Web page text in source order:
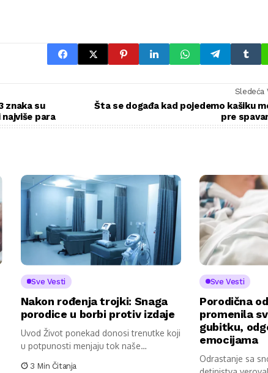
znaka su
para
Sledeća
Šta se događa kad pojedemo kašiku
pre
Sve Vesti
Nakon rođenja trojki: Snaga
porodice u borbi protiv izdaje
Uvod Život ponekad donosi trenutke koji
u potpunosti menjaju tok naše
3 Min Čitanja
Sve Vesti
Porodična
promenila
gubitku,
emocijama
Odrastanje sa